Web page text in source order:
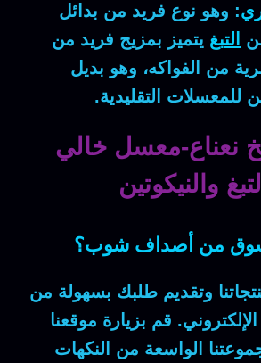
: وهو نوع فريد من بدائل
التبغ يتميز بمزيج فريد من
من الفواكه، وهو بديل
التقليدية.
نعناع-معسل خالي
والنيكوتين
من أصداف شوب؟
وتقديم طلبك بسهولة من
قم بزيارة موقعنا
الواسعة من النكهات